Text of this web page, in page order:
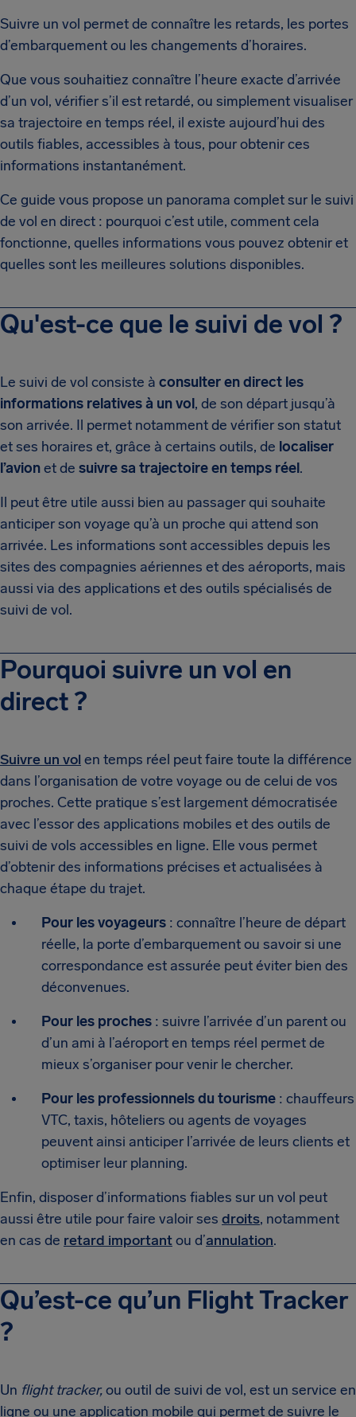
Suivre un vol permet de connaître les retards, les portes
d’embarquement ou les changements d’horaires.
Que vous souhaitiez connaître l’heure exacte d’arrivée
d’un vol, vérifier s’il est retardé, ou simplement visualiser
sa trajectoire en temps réel, il existe aujourd’hui des
outils fiables, accessibles à tous, pour obtenir ces
informations instantanément.
Ce guide vous propose un panorama complet sur le suivi
de vol en direct : pourquoi c’est utile, comment cela
fonctionne, quelles informations vous pouvez obtenir et
quelles sont les meilleures solutions disponibles.
Qu'est-ce que le suivi de vol ?
Le suivi de vol consiste à consulter en direct les
informations relatives à un vol, de son départ jusqu’à
son arrivée. Il permet notamment de vérifier son statut
et ses horaires et, grâce à certains outils, de localiser
l’avionet de suivre sa trajectoire en temps réel.
Il peut être utile aussi bien au passager qui souhaite
anticiper son voyage qu’à un proche qui attend son
arrivée. Les informations sont accessibles depuis les
sites des compagnies aériennes et des aéroports, mais
aussi via des applications et des outils spécialisés de
suivi de vol.
Pourquoi suivre un vol en
direct ?
Suivre un vol en temps réel peut faire toute la différence
dans l’organisation de votre voyage ou de celui de vos
proches. Cette pratique s’est largement démocratisée
avec l’essor des applications mobiles et des outils de
suivi de vols accessibles en ligne. Elle vous permet
d’obtenir des informations précises et actualisées à
chaque étape du trajet.
Pour les voyageurs : connaître l’heure de départ
réelle, la porte d’embarquement ou savoir si une
correspondance est assurée peut éviter bien des
déconvenues.
Pour les proches : suivre l’arrivée d’un parent ou
d’un ami à l’aéroport en temps réel permet de
mieux s’organiser pour venir le chercher.
Pour les professionnels du tourisme : chauffeurs
VTC, taxis, hôteliers ou agents de voyages
peuvent ainsi anticiper l’arrivée de leurs clients et
optimiser leur planning.
Enfin, disposer d’informations fiables sur un vol peut
aussi être utile pour faire valoir ses droits, notamment
en cas de retard importantou d’annulation.
Qu’est-ce qu’un Flight Tracker
?
Un flight tracker,ou outil de suivi de vol, est un service en
ligne ou une application mobile qui permet de suivre le